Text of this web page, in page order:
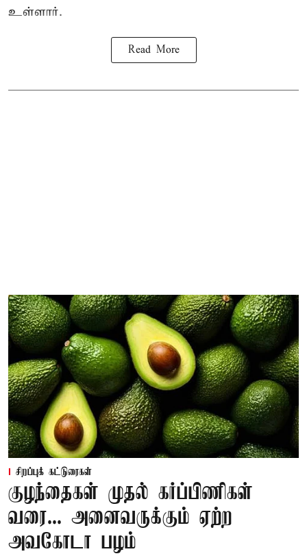
உள்ளார்.
Read More
சிறப்புக் கட்டுரைகள்
குழந்தைகள் முதல் கர்ப்பிணிகள்
வரை... அனைவருக்கும் ஏற்ற
அவகோடா பழம்